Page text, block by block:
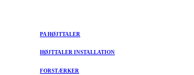
PA HØJTTALER
HØJTTALER INSTALLATION
FORSTÆRKER